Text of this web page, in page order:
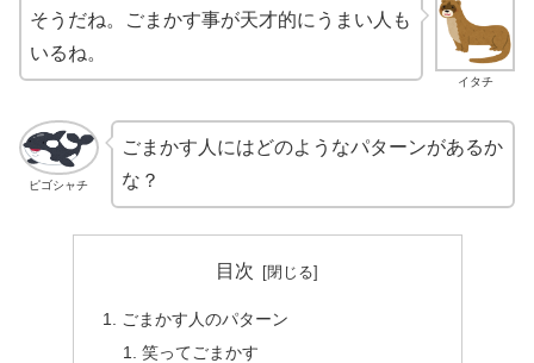
イタチ
そうだね。ごまかす事が天才的にうまい人も
いるね。
ピゴシャチ
ごまかす人にはどのようなパターンがあるか
な？
目次
ごまかす人のパターン
笑ってごまかす